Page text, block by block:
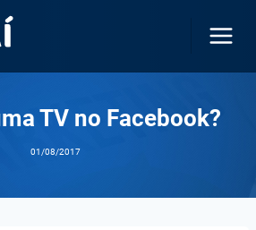
TV no Facebook?
01/08/2017